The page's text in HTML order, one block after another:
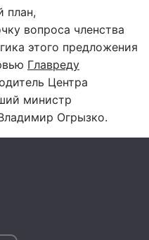
план,
вопроса членства
этого предложения
Главреду
Центра
министр
Огрызко.